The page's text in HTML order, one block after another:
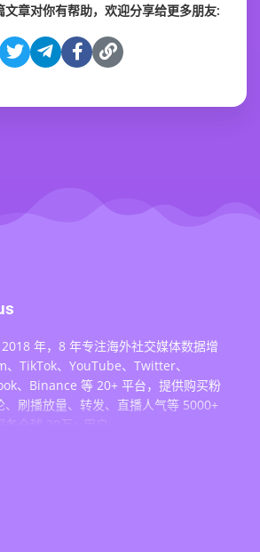
章对你有帮助，欢迎分享给更多朋友:
年，8 年专注海外社交媒体数据增
TikTok、YouTube、Twitter、
、Binance 等 20+ 平台，提供购买粉
、刷播放量、转发、直播人气等 5000+
全球 20万+ 用户。